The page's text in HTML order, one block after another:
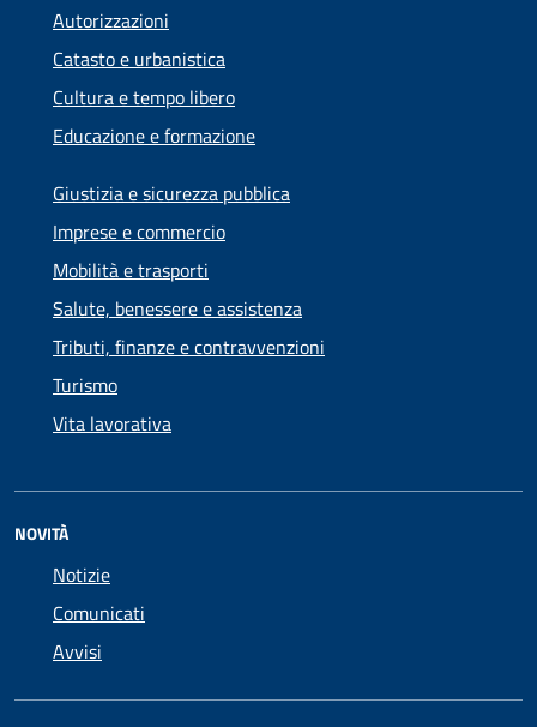
Autorizzazioni
Catasto e urbanistica
Cultura e tempo libero
Educazione e formazione
Giustizia e sicurezza pubblica
Imprese e commercio
Mobilità e trasporti
Salute, benessere e assistenza
Tributi, finanze e contravvenzioni
Turismo
Vita lavorativa
NOVITÀ
Notizie
Comunicati
Avvisi